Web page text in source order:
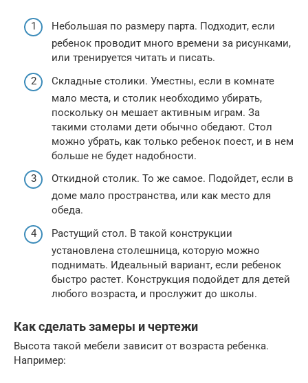
Небольшая по размеру парта. Подходит, если
ребенок проводит много времени за рисунками,
или тренируется читать и писать.
Складные столики. Уместны, если в комнате
мало места, и столик необходимо убирать,
поскольку он мешает активным играм. За
такими столами дети обычно обедают. Стол
можно убрать, как только ребенок поест, и в нем
больше не будет надобности.
Откидной столик. То же самое. Подойдет, если в
доме мало пространства, или как место для
обеда.
Растущий стол. В такой конструкции
установлена столешница, которую можно
поднимать. Идеальный вариант, если ребенок
быстро растет. Конструкция подойдет для детей
любого возраста, и прослужит до школы.
Как сделать замеры и чертежи
Высота такой мебели зависит от возраста ребенка.
Например: